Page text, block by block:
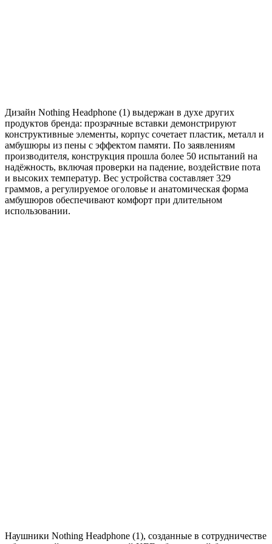
Дизайн Nothing Headphone (1) выдержан в духе других
продуктов бренда: прозрачные вставки демонстрируют
конструктивные элементы, корпус сочетает пластик, металл и
амбушюры из пены с эффектом памяти. По заявлениям
производителя, конструкция прошла более 50 испытаний на
надёжность, включая проверки на падение, воздействие пота
и высоких температур. Вес устройства составляет 329
граммов, а регулируемое оголовье и анатомическая форма
амбушюров обеспечивают комфорт при длительном
использовании.
Наушники Nothing Headphone (1), созданные в сотрудничестве